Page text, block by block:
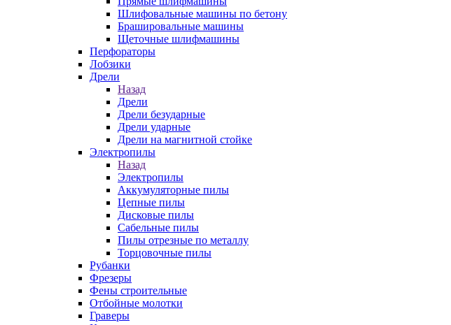
Шлифовальные машины по бетону
Брашировальные машины
Щеточные шлифмашины
Перфораторы
Лобзики
Дрели
Назад
Дрели
Дрели безударные
Дрели ударные
Дрели на магнитной стойке
Электропилы
Назад
Электропилы
Аккумуляторные пилы
Цепные пилы
Дисковые пилы
Сабельные пилы
Пилы отрезные по металлу
Торцовочные пилы
Рубанки
Фрезеры
Фены строительные
Отбойные молотки
Граверы